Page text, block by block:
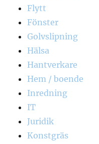
Flytt
Fönster
Golvslipning
Hälsa
Hantverkare
Hem / boende
Inredning
IT
Juridik
Konstgräs